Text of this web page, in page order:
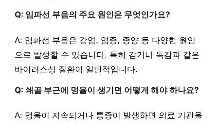
Q: 임파선 부음의 주요 원인은 무엇인가요?
A: 임파선 부음은 감염, 염증, 종양 등 다양한 원인
으로 발생할 수 있습니다. 특히 감기나 독감과 같은
바이러스성 질환이 일반적입니다.
Q: 쇄골 부근에 멍울이 생기면 어떻게 해야 하나요?
A: 멍울이 지속되거나 통증이 발생하면 의료 기관을